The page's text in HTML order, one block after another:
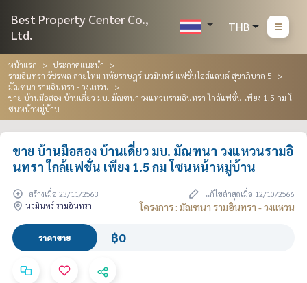
Best Property Center Co.,
Ltd.
THB
หน้าแรก
ประกาศแนะนำ
รามอินทรา วัชรพล สายไหม หทัยราษฎร์ นวมินทร์ แฟชั่นไอส์แลนด์ สุขาภิบาล 5
มัณฑนา รามอินทรา - วงแหวน
ขาย บ้านมือสอง บ้านเดี่ยว มบ. มัณฑนา วงแหวนรามอินทรา ใกล้แฟชั่น เพียง 1.5 กม โ
ซนหน้าหมู่บ้าน
ขาย บ้านมือสอง บ้านเดี่ยว มบ. มัณฑนา วงแหวนรามอิ
นทรา ใกล้แฟชั่น เพียง 1.5 กม โซนหน้าหมู่บ้าน
สร้างเมื่อ 23/11/2563
แก้ไขล่าสุดเมื่อ 12/10/2566
นวมินทร์ รามอินทรา
โครงการ : มัณฑนา รามอินทรา - วงแหวน
ราคาขาย ฿0